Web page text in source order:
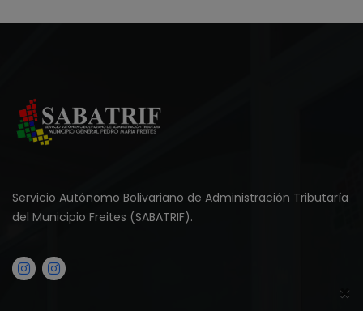
Servicio Autónomo Bolivariano de Administración Tributaría
del Municipio Freites (SABATRIF).
×